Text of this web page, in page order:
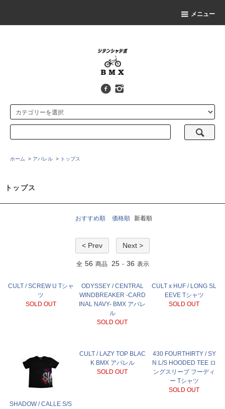
メニュー
ホーム > アパレル > トップス
トップス
おすすめ順 価格順 新着順
< Prev Next >
全 56 商品 25 - 36 表示
CULT / SCREW U Tシャ
ツ
SOLD OUT
ODYSSEY / CENTRAL
WINDBREAKER -CARD
INAL NAVY- BMX アパレ
ル
SOLD OUT
CULT x HUF / LONG SL
EEVE Tシャツ
SOLD OUT
SHADOW / CALLE S/S
CULT / LAZY TOP BLAC
K BMX アパレル
SOLD OUT
430 FOURTHIRTY / SY
N L/S HOODED TEE ロ
ングスリーブ フーディ
ー Tシャツ
SOLD OUT